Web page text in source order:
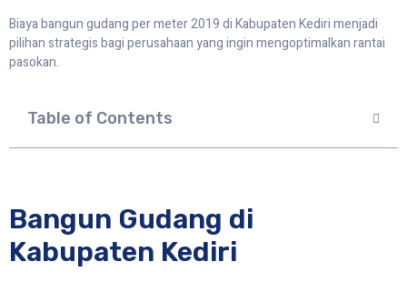
Biaya bangun gudang per meter 2019 di Kabupaten Kediri menjadi
pilihan strategis bagi perusahaan yang ingin mengoptimalkan rantai
pasokan.
Table of Contents
Bangun Gudang di
Kabupaten Kediri